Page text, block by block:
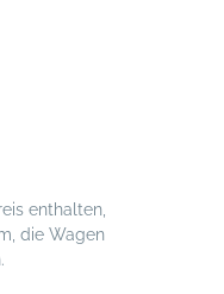
enthalten,
die Wagen